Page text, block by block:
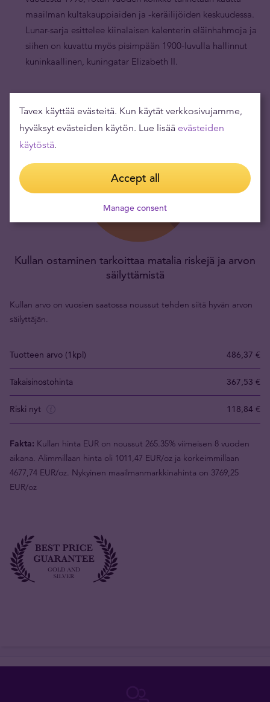
maailman kultakauppiaiden ja -keräilijöiden keskuudessa.
Lunar-sarja esittelee kiinalaisen kalenterin eläinhahmoja ja
siihen on kuvattu myös pisimpään 1900-luvulla hallinnut
kuninkaallinen, kuningatar Elizabeth II.
Kullan ostaminen tarkoittaa matalia riskejä ja arvon
säilyttämistä
Kullan arvo on vuosien saatossa noussut tehden siitä hyvän arvon
säilyttäjän.
Tuotteen arvo (1kpl) 486,37 €
Takaisinostohinta 367,53 €
Riski nyt 118,84 €
Fakta: Kullan hinta EUR on noussut 265.35% viimeisen 8 vuoden
aikana. Alimmillaan hinta oli 1011,47 EUR/oz ja korkeimmillaan
4677,74 EUR/oz. Nykyinen maailmanmarkkinahinta on 3769,25
EUR/oz
Tavex käyttää evästeitä. Kun käytät verkkosivujamme,
hyväksyt evästeiden käytön. Lue lisää evästeiden
käytöstä.
Accept all
Manage consent